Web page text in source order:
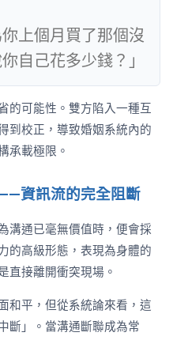
你上個月買了那個沒
自己花多少錢？」
的可能性。雙方陷入一種互
到校正，導致婚姻系統內的
承載極限。
資訊流的完全阻斷
溝通已毫無價值時，便會採
的高級形態，表現為身體的
直接離開衝突現場。
和平，但從系統論來看，這
斷」。當溝通斷聯成為常